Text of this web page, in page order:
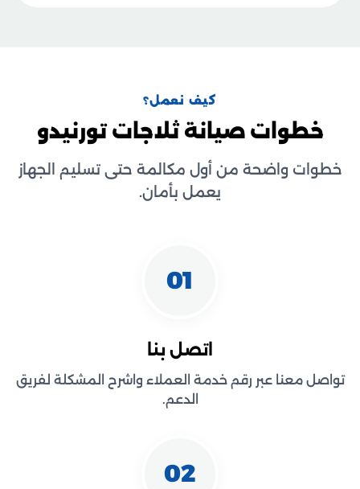
كيف نعمل؟
خطوات صيانة ثلاجات تورنيدو
خطوات واضحة من أول مكالمة حتى تسليم الجهاز
يعمل بأمان.
01
اتصل بنا
تواصل معنا عبر رقم خدمة العملاء واشرح المشكلة لفريق
الدعم.
02